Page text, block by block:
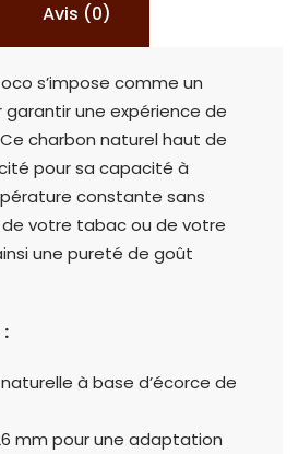
Avis (0)
s’impose comme un
garantir une expérience de
charbon naturel haut de
pour sa capacité à
constante sans
votre tabac ou de votre
une pureté de goût
à base d’écorce de
mm pour une adaptation